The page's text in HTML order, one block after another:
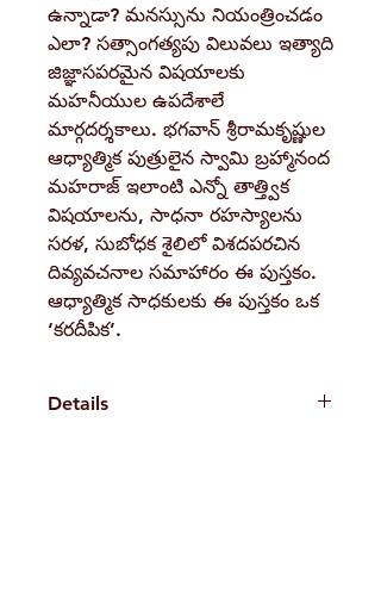
ఉన్నాడా? మనస్సును నియంత్రించడం
ఎలా? సత్సాంగత్యపు విలువలు ఇత్యాది
జిజ్ఞాసపరమైన విషయాలకు
మహనీయుల ఉపదేశాలే
మార్గదర్శకాలు. భగవాన్ శ్రీరామకృష్ణుల
ఆధ్యాత్మిక పుత్రులైన స్వామి బ్రహ్మానంద
మహరాజ్ ఇలాంటి ఎన్నో తాత్త్విక
విషయాలను, సాధనా రహస్యాలను
సరళ, సుబోధక శైలిలో విశదపరచిన
దివ్యవచనాల సమాహారం ఈ పుస్తకం.
ఆధ్యాత్మిక సాధకులకు ఈ పుస్తకం ఒక
‘కరదీపిక’.
Details